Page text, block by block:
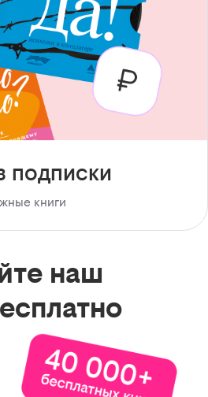
подписки
книги
наш